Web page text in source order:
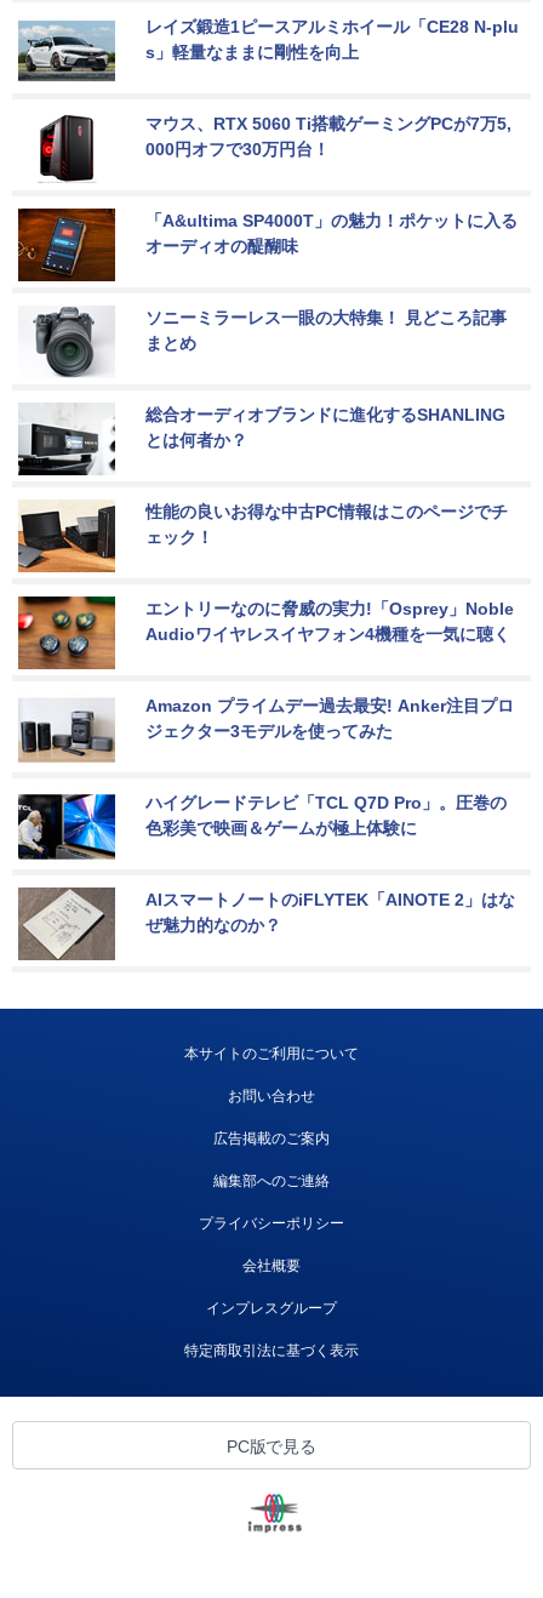
レイズ鍛造1ピースアルミホイール「CE28 N-plu
s」軽量なままに剛性を向上
マウス、RTX 5060 Ti搭載ゲーミングPCが7万5,
000円オフで30万円台！
「A&ultima SP4000T」の魅力！ポケットに入る
オーディオの醍醐味
ソニーミラーレス一眼の大特集！ 見どころ記事
まとめ
総合オーディオブランドに進化するSHANLING
とは何者か？
性能の良いお得な中古PC情報はこのページでチ
ェック！
エントリーなのに脅威の実力!「Osprey」Noble
Audioワイヤレスイヤフォン4機種を一気に聴く
Amazon プライムデー過去最安! Anker注目プロ
ジェクター3モデルを使ってみた
ハイグレードテレビ「TCL Q7D Pro」。圧巻の
色彩美で映画＆ゲームが極上体験に
AIスマートノートのiFLYTEK「AINOTE 2」はな
ぜ魅力的なのか？
本サイトのご利用について
お問い合わせ
広告掲載のご案内
編集部へのご連絡
プライバシーポリシー
会社概要
インプレスグループ
特定商取引法に基づく表示
PC版で見る